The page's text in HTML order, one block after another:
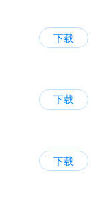
下载
下载
下载